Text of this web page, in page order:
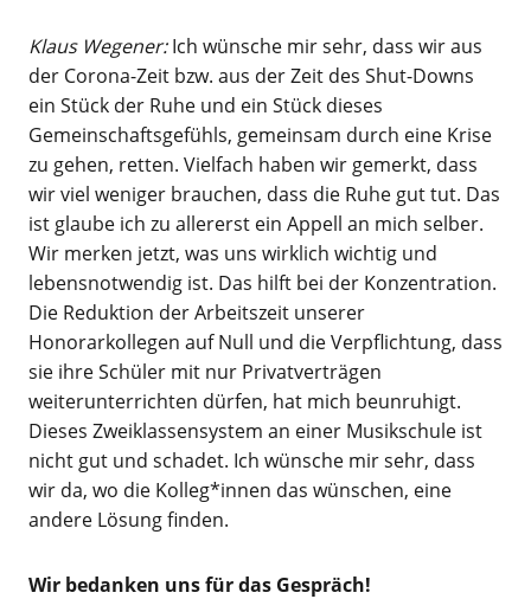
Klaus Wegener:Ich wünsche mir sehr, dass wir aus
der Corona-Zeit bzw. aus der Zeit des Shut-Downs
ein Stück der Ruhe und ein Stück dieses
Gemeinschaftsgefühls, gemeinsam durch eine Krise
zu gehen, retten. Vielfach haben wir gemerkt, dass
wir viel weniger brauchen, dass die Ruhe gut tut. Das
ist glaube ich zu allererst ein Appell an mich selber.
Wir merken jetzt, was uns wirklich wichtig und
lebensnotwendig ist. Das hilft bei der Konzentration.
Die Reduktion der Arbeitszeit unserer
Honorarkollegen auf Null und die Verpflichtung, dass
sie ihre Schüler mit nur Privatverträgen
weiterunterrichten dürfen, hat mich beunruhigt.
Dieses Zweiklassensystem an einer Musikschule ist
nicht gut und schadet. Ich wünsche mir sehr, dass
wir da, wo die Kolleg*innen das wünschen, eine
andere Lösung finden.
Wir bedanken uns für das Gespräch!